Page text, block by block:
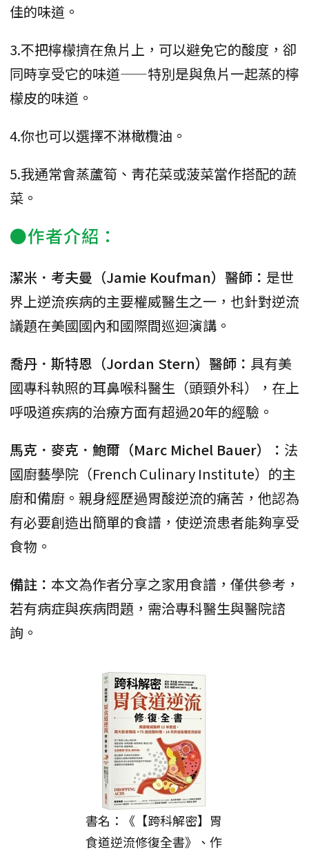
佳的味道。
3.不把檸檬擠在魚片上，可以避免它的酸度，卻
同時享受它的味道——特別是與魚片一起蒸的檸
檬皮的味道。
4.你也可以選擇不淋橄欖油。
5.我通常會蒸蘆筍、靑花菜或菠菜當作搭配的蔬
菜。
●作者介紹：
潔米．考夫曼（Jamie Koufman）醫師： 是世
界上逆流疾病的主要權威醫生之一，也針對逆流
議題在美國國內和國際間巡迴演講。
喬丹．斯特恩（Jordan Stern）醫師： 具有美
國專科執照的耳鼻喉科醫生（頭頸外科），在上
呼吸道疾病的治療方面有超過20年的經驗。
馬克．麥克．鮑爾（Marc Michel Bauer）： 法
國廚藝學院（French Culinary Institute）的主
廚和備廚。親身經歷過胃酸逆流的痛苦，他認為
有必要創造出簡單的食譜，使逆流患者能夠享受
食物。
備註： 本文為作者分享之家用食譜，僅供參考，
若有病症與疾病問題，需洽專科醫生與醫院諮
詢。
書名：《【跨科解密】胃
食道逆流修復全書》、作